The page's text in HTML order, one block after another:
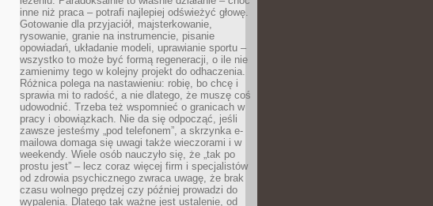
inne niż praca – potrafi najlepiej odświeżyć głowę.
Gotowanie dla przyjaciół, majsterkowanie,
rysowanie, granie na instrumencie, pisanie
opowiadań, układanie modeli, uprawianie sportu –
wszystko to może być formą regeneracji, o ile nie
zamienimy tego w kolejny projekt do odhaczenia.
Różnica polega na nastawieniu: robię, bo chcę i
sprawia mi to radość, a nie dlatego, że muszę coś
udowodnić. Trzeba też wspomnieć o granicach w
pracy i obowiązkach. Nie da się odpocząć, jeśli
zawsze jesteśmy „pod telefonem”, a skrzynka e-
mailowa domaga się uwagi także wieczorami i w
weekendy. Wiele osób nauczyło się, że „tak po
prostu jest” – lecz coraz więcej firm i specjalistów
od zdrowia psychicznego zwraca uwagę, że brak
czasu wolnego prędzej czy później prowadzi do
wypalenia. Dlatego tak ważne jest ustalenie, od